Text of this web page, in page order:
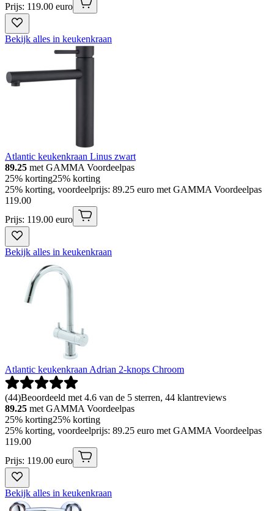
Prijs: 119.00 euro
Bekijk alles in keukenkraan
Atlantic keukenkraan Linus zwart
89.25 met GAMMA Voordeelpas
25% korting25% korting
25% korting, voordeelprijs: 89.25 euro met GAMMA Voordeelpas
119.00
Prijs: 119.00 euro
Bekijk alles in keukenkraan
Atlantic keukenkraan Adrian 2-knops Chroom
(44)Beoordeeld met 4.6 van de 5 sterren, 44 klantreviews
89.25 met GAMMA Voordeelpas
25% korting25% korting
25% korting, voordeelprijs: 89.25 euro met GAMMA Voordeelpas
119.00
Prijs: 119.00 euro
Bekijk alles in keukenkraan